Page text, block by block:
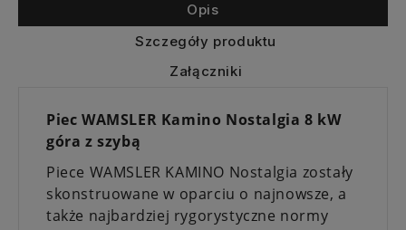
Opis
Szczegóły produktu
Załączniki
Piec WAMSLER Kamino Nostalgia 8 kW
góra z szybą
Piece WAMSLER KAMINO Nostalgia zostały
skonstruowane w oparciu o najnowsze, a
także najbardziej rygorystyczne normy